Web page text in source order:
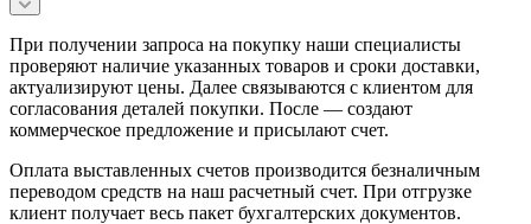
При получении запроса на покупку наши специалисты
проверяют наличие указанных товаров и сроки доставки,
актуализируют цены. Далее связываются с клиентом для
согласования деталей покупки. После — создают
коммерческое предложение и присылают счет.
Оплата выставленных счетов производится безналичным
переводом средств на наш расчетный счет. При отгрузке
клиент получает весь пакет бухгалтерских документов.